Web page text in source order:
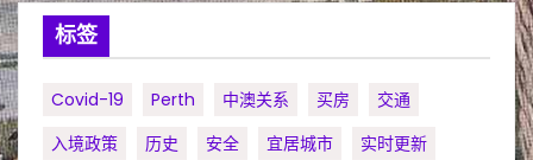
标签
Covid-19 Perth 中澳关系 买房
交通
入境政策
历史 安全 宜居城市
实时更新